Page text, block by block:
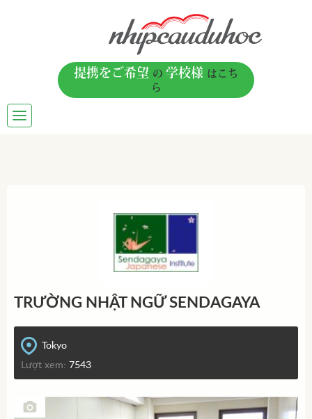
提携をご希望 の 学校様 はこち
ら
TOGGLE
TRƯỜNG NHẬT NGỮ SENDAGAYA
Tokyo
Lượt xem: 7543